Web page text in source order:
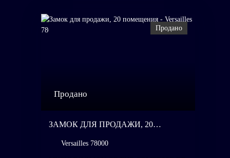
Продано
Продано
ЗАМОК ДЛЯ ПРОДАЖИ, 20
Versailles 78000